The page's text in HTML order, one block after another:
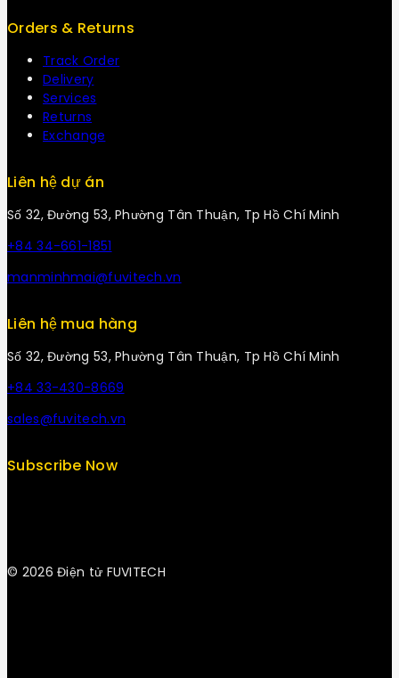
Orders & Returns
Track Order
Delivery
Services
Returns
Exchange
Liên hệ dự án
Số 32, Đường 53, Phường Tân Thuận, Tp Hồ Chí Minh
+84 34-661-1851
manminhmai@fuvitech.vn
Liên hệ mua hàng
Số 32, Đường 53, Phường Tân Thuận, Tp Hồ Chí Minh
+84 33-430-8669
sales@fuvitech.vn
Subscribe Now
© 2026 Điện tử FUVITECH